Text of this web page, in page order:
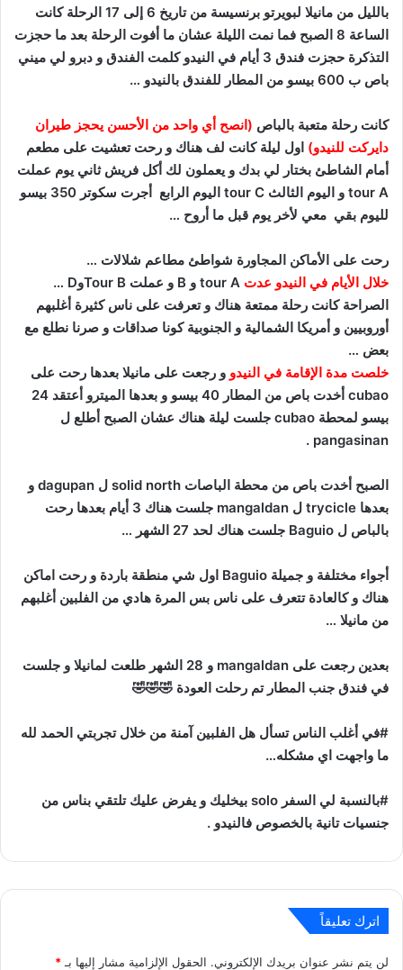
بالليل من مانيلا لبويرتو برنسيسة من تاريخ 6 إلى 17 الرحلة كانت
الساعة 8 الصبح فما نمت الليلة عشان ما أفوت الرحلة بعد ما حجزت
التذكرة حجزت فندق 3 أيام في النيدو كلمت الفندق و دبرو لي ميني
باص ب 600 بيسو من المطار للفندق بالنيدو …
كانت رحلة متعبة بالباص (انصح أي واحد من الأحسن يحجز طيران
دايركت للنيدو) اول ليلة كانت لف هناك و رحت تعشيت على مطعم
أمام الشاطئ بختار لي بدك و يعملون لك أكل فريش ثاني يوم عملت
tour A و اليوم الثالث tour C اليوم الرابع أجرت سكوتر 350 بيسو
لليوم بقي معي لأخر يوم قبل ما أروح …
رحت على الأماكن المجاورة شواطئ مطاعم شلالات …
خلال الأيام في النيدو عدت
الصراحة كانت رحلة ممتعة هناك و تعرفت على ناس كثيرة أغلبهم
أوروبيين و أمريكا الشمالية و الجنوبية كونا صداقات و صرنا نطلع مع
بعض …
خلصت مدة الإقامة في النيدو و رجعت على مانيلا بعدها رحت على
cubao أخدت باص من المطار 40 بيسو و بعدها الميترو أعتقد 24
بيسو لمحطة cubao جلست ليلة هناك عشان الصبح أطلع ل
pangasinan .
الصبح أخدت باص من محطة الباصات solid north ل dagupan و
بعدها trycicle ل mangaldan جلست هناك 3 أيام بعدها رحت
بالباص ل Baguio جلست هناك لحد 27 الشهر …
أجواء مختلفة و جميلة Baguio اول شي منطقة باردة و رحت اماكن
هناك و كالعادة تتعرف على ناس بس المرة هادي من الفلبين أغلبهم
من مانيلا …
بعدين رجعت على mangaldan و 28 الشهر طلعت لمانيلا و جلست
في فندق جنب المطار تم رحلت العودة 🤣🤣🤣
#في أغلب الناس تسأل هل الفلبين آمنة من خلال تجربتي الحمد لله
ما واجهت اي مشكله…
#بالنسبة لي السفر solo بيخليك و يفرض عليك تلتقي بناس من
جنسيات تانية بالخصوص فالنيدو .
اترك تعليقاً
لن يتم نشر عنوان بريدك الإلكتروني. الحقول الإلزامية مشار إليها بـ *